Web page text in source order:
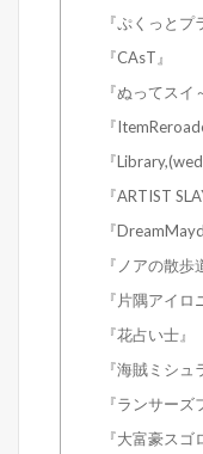
『ぷくっとプ
『CAsT』
『ぬってスイ
『
『
『ARTIST
『
『ノアの散歩
『片隅アイロ
『花占い士』
『海賊ミシュ
『ランサーズ
『大富豪スゴ